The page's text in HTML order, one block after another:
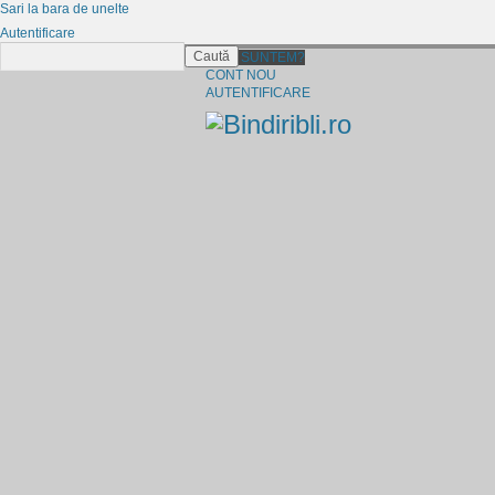
CINE SUNTEM?
CONT NOU
AUTENTIFICARE
Sari la bara de unelte
Autentificare
Caută